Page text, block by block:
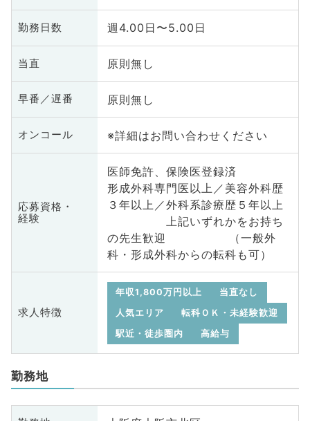
勤務日数 週4.00日〜5.00日
当直 原則無し
早番／遅番 原則無し
オンコール ※詳細はお問い合わせください
応募資格・
経験
医師免許、保険医登録済
形成外科専門医以上／美容外科歴
３年以上／外科系診療歴５年以上
上記いずれかをお持ち
の先生歓迎 （一般外
科・形成外科からの転科も可）
求人特徴
年収1,800万円以上
当直なし
人気エリア
転科ＯＫ・未経験歓迎
駅近・徒歩圏内
高給与
勤務地